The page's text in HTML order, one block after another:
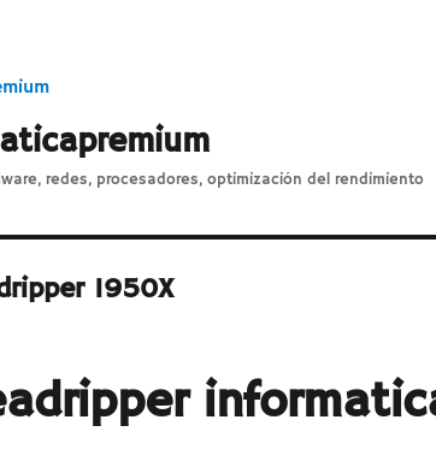
redes, procesadores, optimización del rendimiento
1950X